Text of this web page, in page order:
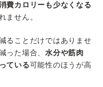
費カロリーも少なくなる
ません。
ることだけではありませ
った場合、 水分や筋肉
ている可能性のほうが高